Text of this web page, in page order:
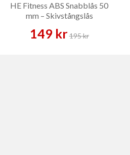
HE Fitness ABS Snabblås 50
mm – Skivstångslås
149 kr195 kr